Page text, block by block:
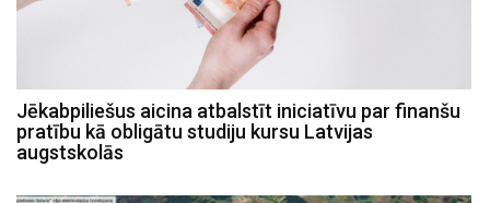
Jēkabpiliešus aicina atbalstīt iniciatīvu par finanšu
pratību kā obligātu studiju kursu Latvijas
augstskolās